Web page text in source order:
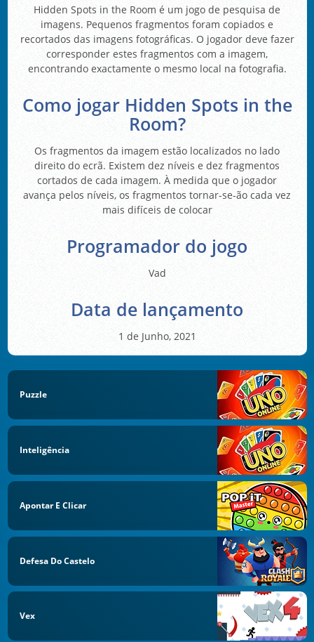
Hidden Spots in the Room é um jogo de pesquisa de
imagens. Pequenos fragmentos foram copiados e
recortados das imagens fotográficas. O jogador deve fazer
corresponder estes fragmentos com a imagem,
encontrando exactamente o mesmo local na fotografia.
Como jogar Hidden Spots in the
Room?
Os fragmentos da imagem estão localizados no lado
direito do ecrã. Existem dez níveis e dez fragmentos
cortados de cada imagem. À medida que o jogador
avança pelos níveis, os fragmentos tornar-se-ão cada vez
mais difíceis de colocar
Programador do jogo
Vad
Data de lançamento
1 de Junho, 2021
Puzzle
Inteligência
Apontar E Clicar
Defesa Do Castelo
Vex